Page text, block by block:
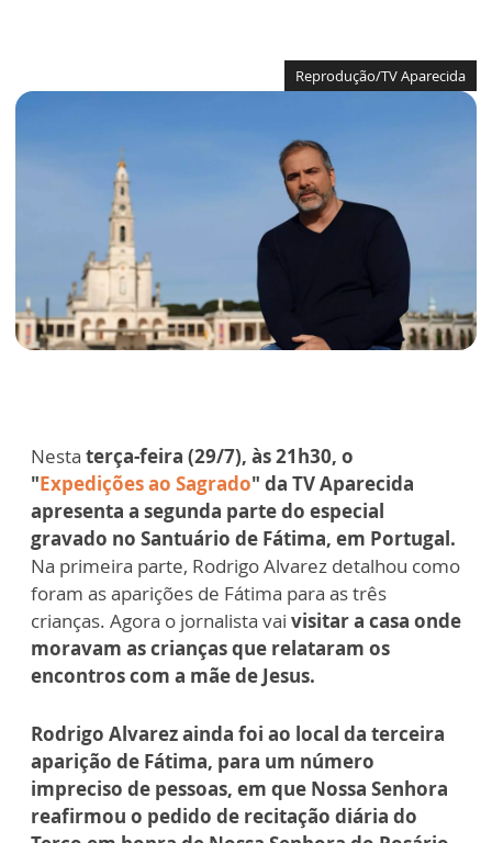
Reprodução/TV Aparecida
Nesta terça-feira (29/7), às 21h30, o
"Expedições ao Sagrado" da TV Aparecida
apresenta a segunda parte do especial
gravado no Santuário de Fátima, em Portugal.
Na primeira parte, Rodrigo Alvarez detalhou como
foram as aparições de Fátima para as três
crianças. Agora o jornalista vai visitar a casa onde
moravam as crianças que relataram os
encontros com a mãe de Jesus.
Rodrigo Alvarez ainda foi ao local da terceira
aparição de Fátima, para um número
impreciso de pessoas, em que Nossa Senhora
reafirmou o pedido de recitação diária do